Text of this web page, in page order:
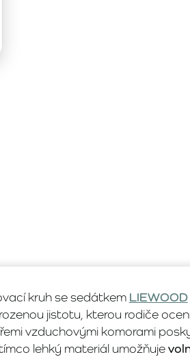
kruh se sedátkem LIEWOOD
jistotu, kterou rodiče
vzduchovými komorami
lehký materiál umožňuje